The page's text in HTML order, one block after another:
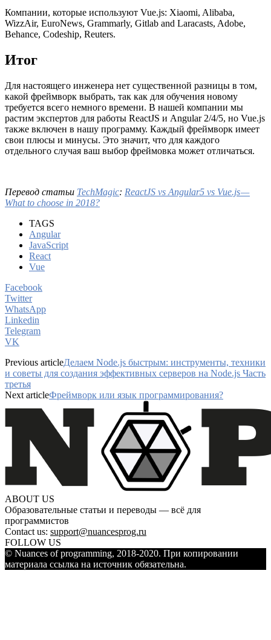
Компании, которые используют Vue.js: Xiaomi, Alibaba,
WizzAir, EuroNews, Grammarly, Gitlab and Laracasts, Adobe,
Behance, Codeship, Reuters.
Итог
Для настоящего инженера нет существенной разницы в том,
какой фреймворк выбрать, так как для обучения новому
требуется всего немного времени. В нашей компании мы
растим экспертов для работы ReactJS и Angular 2/4/5, но Vue.js
также включен в нашу программу. Каждый фреймворк имеет
свои плюсы и минусы. Это значит, что для каждого
отдельного случая ваш выбор фреймовка может отличаться.
Перевод статьи TechMagic: ReactJS vs Angular5 vs Vue.js —
What to choose in 2018?
TAGS
Angular
JavaScript
React
Vue
Facebook
Twitter
WhatsApp
Linkedin
Telegram
VK
Previous articleДелаем Node.js быстрым: инструменты, техники
и советы для создания эффективных серверов на Node.js Часть
третья
Next articleФреймворк или язык программирования?
ABOUT US
Образовательные статьи и переводы — всё для
программистов
Contact us: support@nuancesprog.ru
FOLLOW US
© Nuances of programming, 2018-2020. При копировании
материала ссылка на источник обязательна.